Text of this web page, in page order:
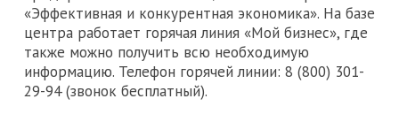
«Эффективная и конкурентная экономика». На базе
центра работает горячая линия «Мой бизнес», где
также можно получить всю необходимую
информацию. Телефон горячей линии: 8 (800) 301-
29-94 (звонок бесплатный).